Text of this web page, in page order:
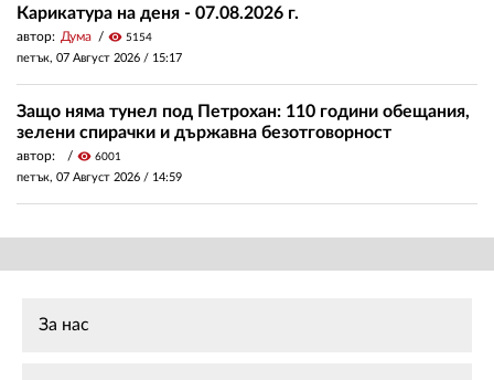
Карикатура на деня - 07.08.2026 г.
автор: Дума visibility 5154
петък, 07 Август 2026 / 15:17
Защо няма тунел под Петрохан: 110 години обещания,
зелени спирачки и държавна безотговорност
автор: visibility 6001
петък, 07 Август 2026 / 14:59
За нас